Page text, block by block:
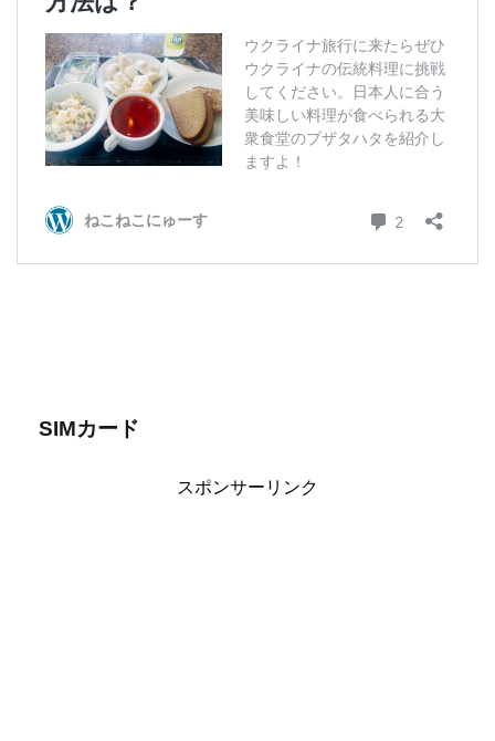
SIMカード
スポンサーリンク